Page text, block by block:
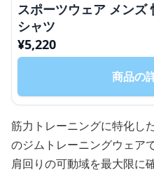
スポーツウェア メンズ
シャツ
¥5,220
商品の
筋力トレーニングに特化し
のジムトレーニングウェアで
肩回りの可動域を最大限に